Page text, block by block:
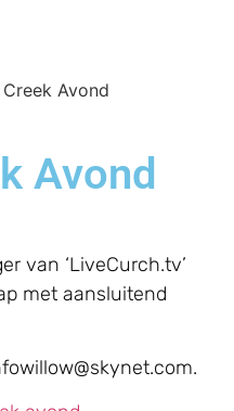
Avond
Avond
van ‘LiveCurch.tv’
met aansluitend